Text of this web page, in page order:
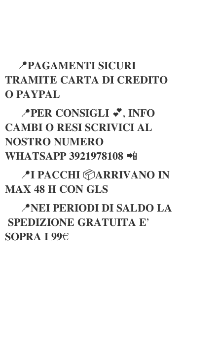
📍𝐏𝐀𝐆𝐀𝐌𝐄𝐍𝐓𝐈 𝐒𝐈𝐂𝐔𝐑𝐈
𝐓𝐑𝐀𝐌𝐈𝐓𝐄 𝐂𝐀𝐑𝐓𝐀 𝐃𝐈 𝐂𝐑𝐄𝐃𝐈𝐓𝐎
𝐎 𝐏𝐀𝐘𝐏𝐀𝐋
📍𝐏𝐄𝐑 𝐂𝐎𝐍𝐒𝐈𝐆𝐋𝐈 💕, 𝐈𝐍𝐅𝐎
𝐂𝐀𝐌𝐁𝐈 𝐎 𝐑𝐄𝐒𝐈 𝐒𝐂𝐑𝐈𝐕𝐈𝐂𝐈 𝐀𝐋
𝐍𝐎𝐒𝐓𝐑𝐎 𝐍𝐔𝐌𝐄𝐑𝐎
𝐖𝐇𝐀𝐓𝐒𝐀𝐏𝐏 𝟑𝟗𝟐𝟏𝟗𝟕𝟖𝟏𝟎𝟖 📲
📍𝐈 𝐏𝐀𝐂𝐂𝐇𝐈 📦𝐀𝐑𝐑𝐈𝐕𝐀𝐍𝐎 𝐈𝐍
𝐌𝐀𝐗 𝟒𝟖 𝐇 𝐂𝐎𝐍 𝐆𝐋𝐒
📍𝐍𝐄𝐈 𝐏𝐄𝐑𝐈𝐎𝐃𝐈 𝐃𝐈 𝐒𝐀𝐋𝐃𝐎 𝐋𝐀
𝐒𝐏𝐄𝐃𝐈𝐙𝐈𝐎𝐍𝐄 𝐆𝐑𝐀𝐓𝐔𝐈𝐓𝐀 𝐄’
𝐒𝐎𝐏𝐑𝐀 𝐈 𝟗𝟗€